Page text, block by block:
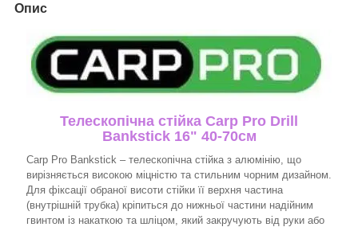
Опис
Телескопічна стійка Carp Pro Drill
Bankstick 16" 40-70см
Carp Pro Bankstick – телескопічна стійка з алюмінію, що
вирізняється високою міцністю та стильним чорним дизайном.
Для фіксації обраної висоти стійки її верхня частина
(внутрішній трубка) кріпиться до нижньої частини надійним
гвинтом із накаткою та шліцом, який закручують від руки або